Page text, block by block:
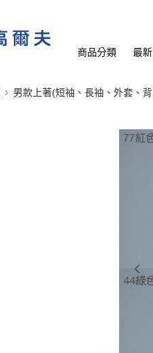
商品分類 最
男款上著(短袖、長袖、外套、